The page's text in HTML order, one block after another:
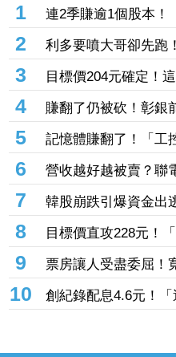
1
連2季賺逾1個股本！
20.87元 股價卻殺至
2
利多要噴大哥卻先跑
賣超王 「這檔鋼鐵
單
3
目標價204元確定！
Q2毛利率衝70% 全
4
賺翻了仍被砍！彰銀
殺2.33億淪賣超王
倒
5
記憶體賺翻了！「工
本、H1EPS達
增
6
營收越好越被賣？聯
「砍到見骨」 台塑4
高也挨刀
7
韓股崩跌引爆資金出
「錢」進美股
8
目標價直攻228元！
32.86% 投信單周撒
9
票房讓人受盡委屈！
因曝「王心凌票房
實果實嗎
10
創紀錄配息4.6元！
周大砍3.4萬張